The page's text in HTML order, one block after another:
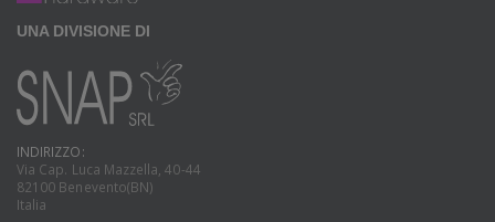
UNA DIVISIONE DI
INDIRIZZO:
Via Cap. Luca Mazzella, 40-44
82100 Benevento(BN)
Italia